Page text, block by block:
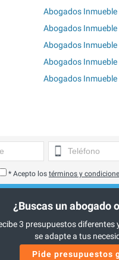
Abogados Inmueble
Abogados Inmueble
Abogados
Abogados
Abogados
* Acepto los términos y
¿Buscas un abogado
3 presupuestos diferentes
se adapte a tus
Pide presupuestos